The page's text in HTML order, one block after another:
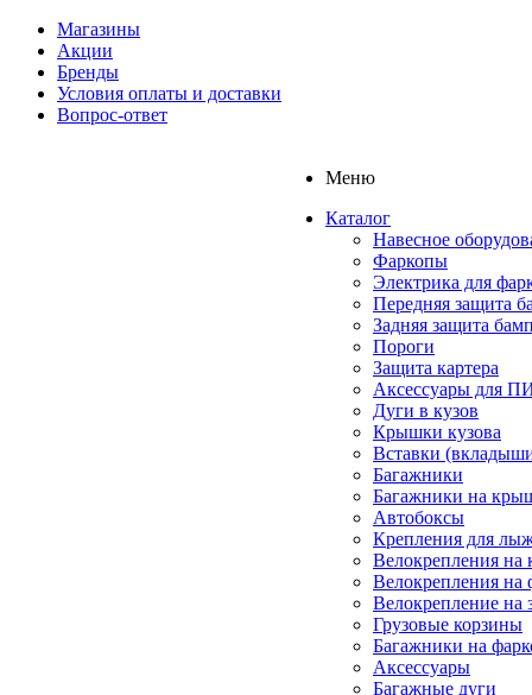
Магазины
Акции
Бренды
Условия оплаты и доставки
Вопрос-ответ
Меню
Каталог
Навесное
Фаркопы
Электрика для
Передняя защита
Задняя защита
Пороги
Защита картера
Аксессуары для
Дуги в кузов
Крышки кузова
Вставки
Багажники
Багажники на
Автобоксы
Крепления для
Велокрепления
Велокрепления на
Велокрепление на
Грузовые корзины
Багажники на
Аксессуары
Багажные дуги